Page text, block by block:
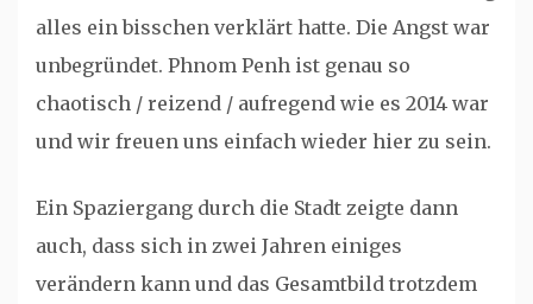
alles ein bisschen verklärt hatte. Die Angst war
unbegründet. Phnom Penh ist genau so
chaotisch / reizend / aufregend wie es 2014 war
und wir freuen uns einfach wieder hier zu sein.
Ein Spaziergang durch die Stadt zeigte dann
auch, dass sich in zwei Jahren einiges
verändern kann und das Gesamtbild trotzdem